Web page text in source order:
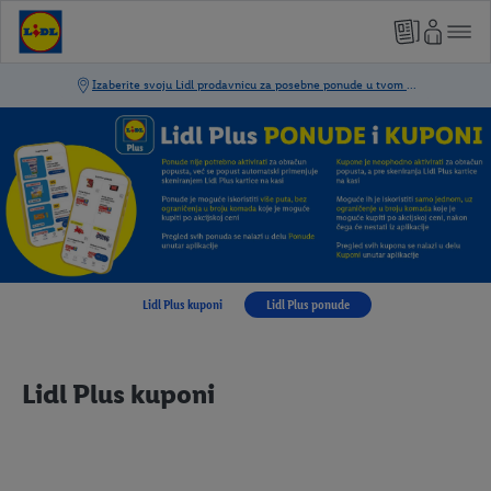
Lidl Plus kuponi Lidl Plus ponude
Lidl Plus kuponi